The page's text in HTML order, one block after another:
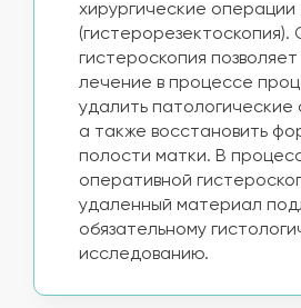
хирургические операции
(гистерорезектоскопия).
гистероскопия
лечение в процессе
удалить патологические
а также восстановить
полости матки. В
оперативной
удаленный материал
обязательному
исследованию.